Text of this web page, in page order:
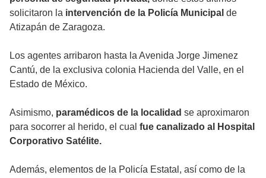
solicitaron la intervención de la Policía Municipal de
Atizapán de Zaragoza.
Los agentes arribaron hasta la Avenida Jorge Jimenez
Cantú, de la exclusiva colonia Hacienda del Valle, en el
Estado de México.
Asimismo, paramédicos de la localidad se aproximaron
para socorrer al herido, el cual fue canalizado al Hospital
Corporativo Satélite.
Además, elementos de la Policía Estatal, así como de la